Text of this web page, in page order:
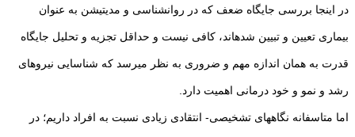
در اینجا بررسی جایگاه ضعف كه در روان‏شناسی و مدیتیشن به عنوان
بیماری تعیین و تبیین شده‏اند‏، كافی نیست و حداقل تجزیه و تحلیل جایگاه
قدرت به همان اندازه مهم و ضروری به نظر می‏رسد كه شناسایی نیروهای
رشد و نمو و خود درمانی اهمیت دارد.
اما متاسفانه‏ نگاه‏های تشخیصی- انتقادی زیادی نسبت به افراد داریم؛ در